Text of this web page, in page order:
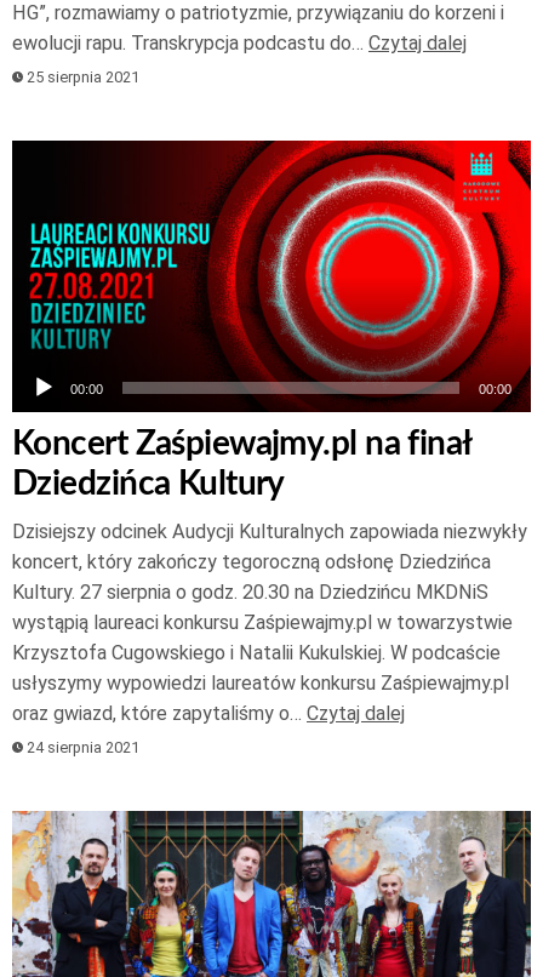
HG”, rozmawiamy o patriotyzmie, przywiązaniu do korzeni i
ewolucji rapu. Transkrypcja podcastu do… Czytaj dalej
25 sierpnia 2021
dźwiękowych
00:00 00:00
Koncert Zaśpiewajmy.pl na finał
Dziedzińca Kultury
Dzisiejszy odcinek Audycji Kulturalnych zapowiada niezwykły
koncert, który zakończy tegoroczną odsłonę Dziedzińca
Kultury. 27 sierpnia o godz. 20.30 na Dziedzińcu MKDNiS
wystąpią laureaci konkursu Zaśpiewajmy.pl w towarzystwie
Krzysztofa Cugowskiego i Natalii Kukulskiej. W podcaście
usłyszymy wypowiedzi laureatów konkursu Zaśpiewajmy.pl
oraz gwiazd, które zapytaliśmy o… Czytaj dalej
24 sierpnia 2021
Odtwarzacz
plików
dźwiękowych